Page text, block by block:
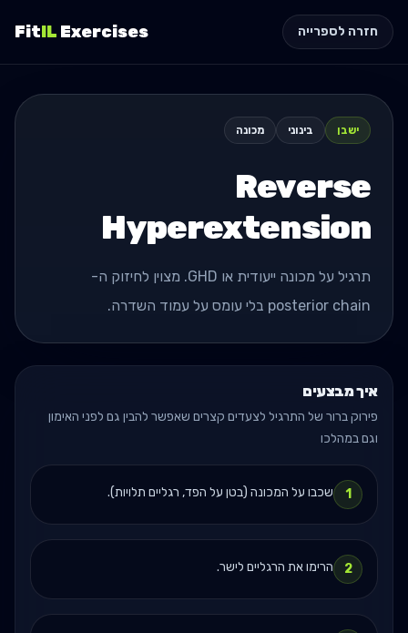
חזרה לספרייה FitIL Exercises
ישבן בינוני מכונה
Reverse
Hyperextension
תרגיל על מכונה ייעודית או GHD. מצוין לחיזוק ה-
posterior chain בלי עומס על עמוד השדרה.
איך מבצעים
פירוק ברור של התרגיל לצעדים קצרים שאפשר להבין גם לפני האימון
וגם במהלכו
1 שכבו על המכונה (בטן על הפד, רגליים תלויות).
2 הרימו את הרגליים לישר.